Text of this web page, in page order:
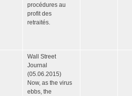
procédures au
profit des
retraités.
Wall Street
Journal
(05.06.2015)
Now, as the virus
ebbs, the